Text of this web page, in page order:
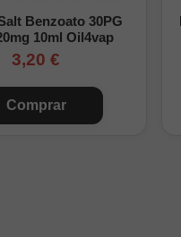
Benzoato 30PG
10ml Oil4vap
3,20 €
Comprar